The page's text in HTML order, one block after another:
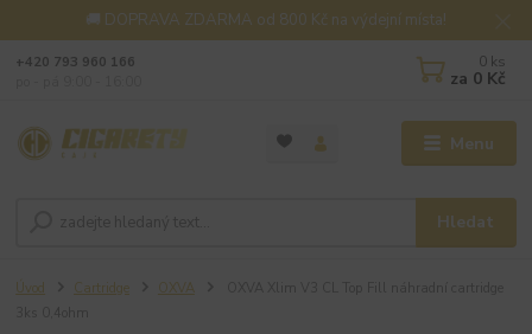
🚚 DOPRAVA ZDARMA od 800 Kč na výdejní místa!
Menu
Hledat
+420 793 960 166
0 ks
za 0 Kč
Úvod Cartridge OXVA